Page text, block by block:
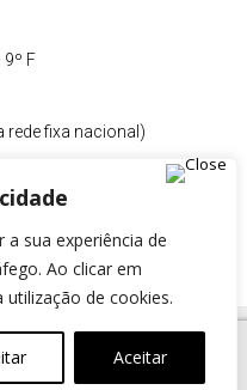
sua experiência de
Ao clicar em
de cookies.
Aceitar
F
rede fixa nacional)